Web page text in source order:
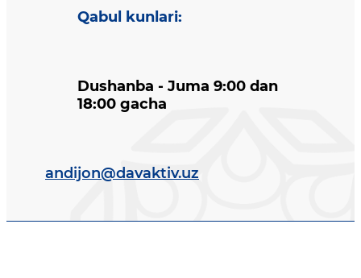
Qabul kunlari:
Dushanba - Juma 9:00 dan
18:00 gacha
andijon@davaktiv.uz